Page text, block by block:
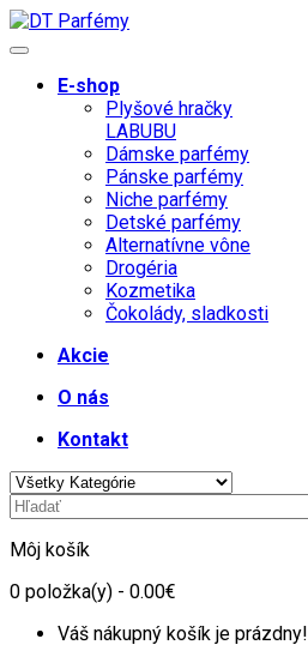
E-shop
Plyšové hračky
LABUBU
Dámske parfémy
Pánske parfémy
Niche parfémy
Detské parfémy
Alternatívne vône
Drogéria
Kozmetika
Čokolády, sladkosti
Akcie
O nás
Kontakt
Môj košík
0 položka(y) - 0.00€
Váš nákupný košík je prázdny!